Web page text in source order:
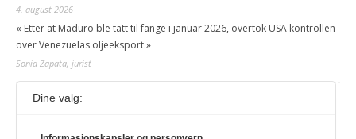
4. august 2026
« Etter at Maduro ble tatt til fange i januar 2026, overtok USA kontrollen
over Venezuelas oljeeksport.»
Sonia Zapata, jurist
117,8 millioner er på flukt, en nedgang fra forrige
Dine valg: